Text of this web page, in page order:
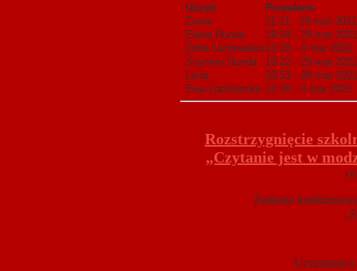
Uczeń
Przesłane
Zosia
11:21 - 26
Elena Dunda
19:04 - 29 mar 2021
Zofia Lachowska 12:20 - 4 mar 2021
Szymon Dunda
19:22 - 29 mar 2021
Lena
20:53 - 28 mar 2021
Ewa Lachowska 12:30 - 4 mar 2021
Rozstrzygnięcie
„Czytanie jest w
organizowanego
Zadanie